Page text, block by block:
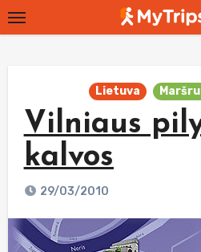
Skip
to
Lietuva
Vilniaus
kalvos
29/03/2010